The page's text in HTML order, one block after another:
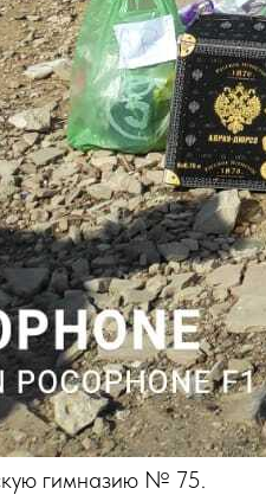
гимназию № 75.